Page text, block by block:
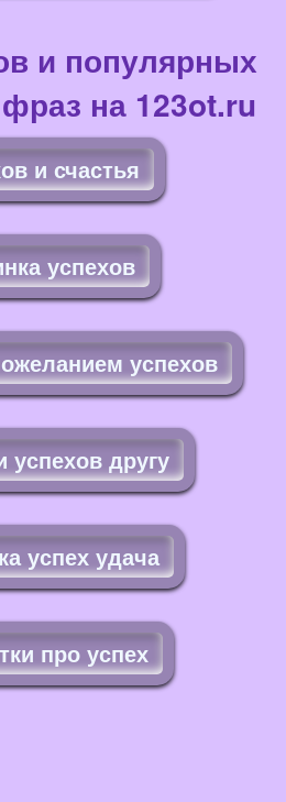
и популярных
на 123ot.ru
и счастья
успехов
успехов
успехов другу
успех удача
про успех